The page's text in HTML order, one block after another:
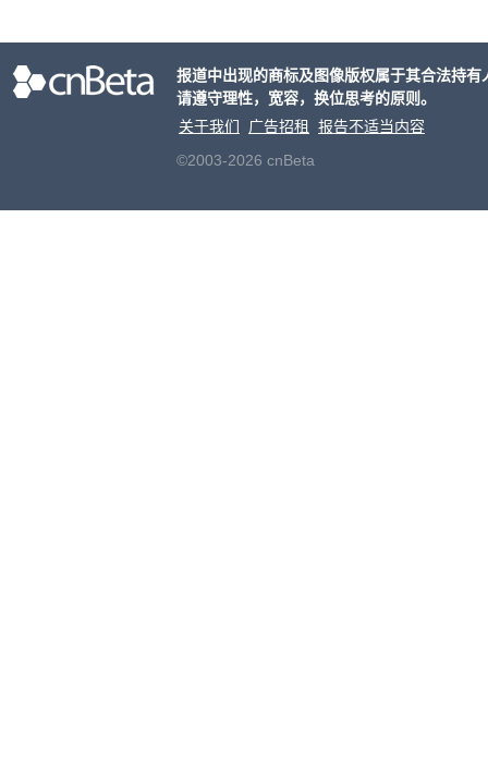
摩托
报道中出现的商标及图像版权属于其合法持
请遵守理性，宽容，换位思考的原则。
关于我们
广告招租
报告不适当内容
©2003-2026 cnBeta